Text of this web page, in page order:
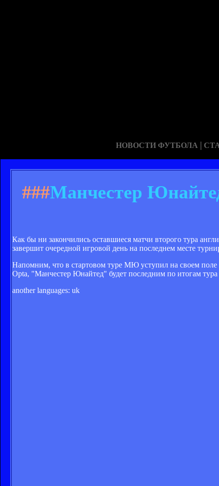
НОВОСТИ ФУТБОЛА |
###Манчестер
Как бы ни закончились оставшиеся матчи второго тура
завершит очередной игровой день на последнем месте
Напомним, что в стартовом туре МЮ уступил на своем
Opta, "Манчестер Юнайтед" будет последним по итогам тура
another languages: uk